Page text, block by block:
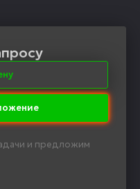
и предложим